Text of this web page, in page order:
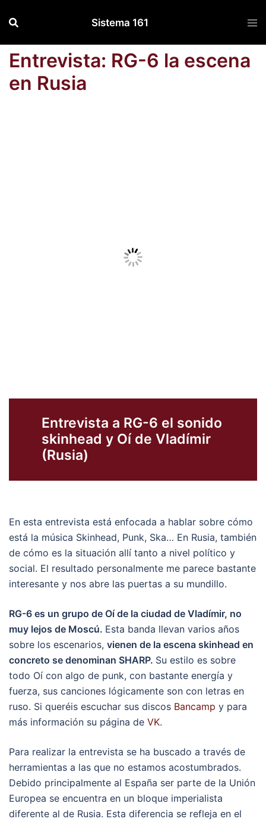
Sistema 161
Entrevista: RG-6 la escena
en Rusia
Entrevista a RG-6 el sonido
skinhead y Oí de Vladímir
(Rusia)
En esta entrevista está enfocada a hablar sobre cómo
está la música Skinhead, Punk, Ska… En Rusia, también
de cómo es la situación allí tanto a nivel político y
social. El resultado personalmente me parece bastante
interesante y nos abre las puertas a su mundillo.
RG-6 es un grupo de Oí de la ciudad de Vladímir, no
muy lejos de Moscú. Esta banda llevan varios años
sobre los escenarios, vienen de la escena skinhead en
concreto se denominan SHARP. Su estilo es sobre
todo Oí con algo de punk, con bastante energía y
fuerza, sus canciones lógicamente son con letras en
ruso. Si queréis escuchar sus discos Bancamp y para
más información su página de VK.
Para realizar la entrevista se ha buscado a través de
herramientas a las que no estamos acostumbrados.
Debido principalmente al España ser parte de la Unión
Europea se encuentra en un bloque imperialista
diferente al de Rusia. Esta diferencia se refleja en el